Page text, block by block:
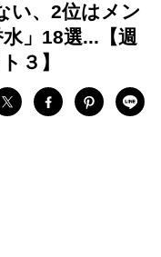
い、2位はメン
」18選...【週
３】